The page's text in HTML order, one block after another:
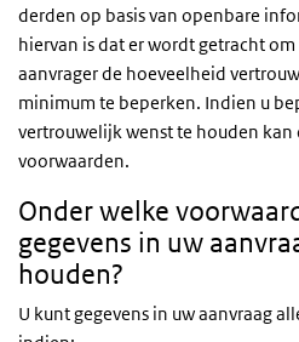
derden op basis van openbare
hiervan is dat er wordt getracht
aanvrager de hoeveelheid
minimum te beperken. Indien u
vertrouwelijk wenst te houden
voorwaarden.
Onder welke
gegevens in uw
houden?
U kunt gegevens in uw aanvraag